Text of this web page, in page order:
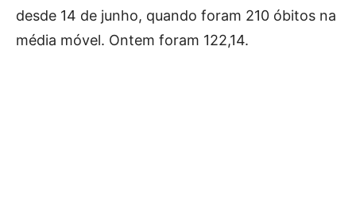
desde 14 de junho, quando foram 210 óbitos na
média móvel. Ontem foram 122,14.